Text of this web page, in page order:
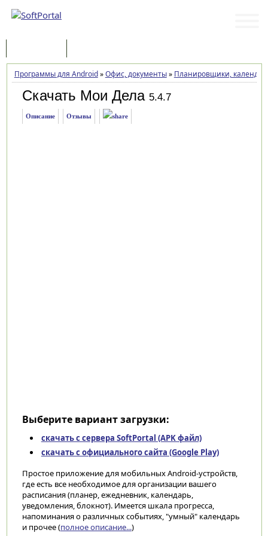
Программы для Android»Офис, документы» Планировщики,
Скачать Мои Дела 5.4.7
Описание Отзывы
Выберите вариант загрузки:
скачать с сервера SoftPortal (APK файл)
скачать с официального сайта (Google Play)
Простое приложение для мобильных Android-устройств,
где есть все необходимое для организации вашего
расписания (планер, ежедневник, календарь,
уведомления, блокнот). Имеется шкала прогресса,
напоминания о различных событиях, "умный" календарь
и прочее (полное описание...)